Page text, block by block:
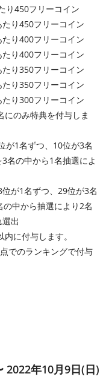
り450フリーコイン
たり450フリーコイン
たり400フリーコイン
たり400フリーコイン
たり350フリーコイン
たり350フリーコイン
たり300フリーコイン
のみ特典を付与しま
が1名ずつ、10位が3名
名の中から1名抽選によ
が1名ずつ、29位が3名
中から抽選により2名
出
に付与します。
でのランキングで付与
2022年10月9日(日)